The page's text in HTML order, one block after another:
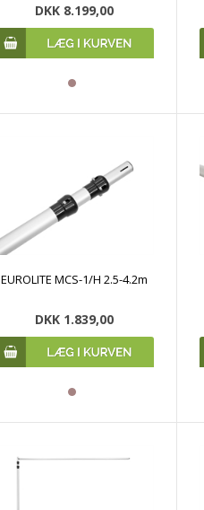
DKK 8.199,00
EUROLITE MCS-1/H 2.5-4.2m
DKK 1.839,00